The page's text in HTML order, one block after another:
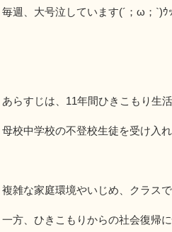
毎週、大号泣しています(´；ω；`)
あらすじは、11年間ひきこもり生
母校中学校の不登校生徒を受け入
複雑な家庭環境やいじめ、クラス
一方、ひきこもりからの社会復帰に